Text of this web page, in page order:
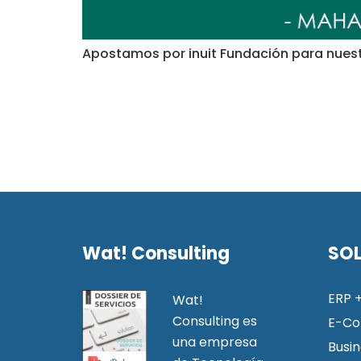
Apostamos por inuit Fundación para
Wat! Consulting
Wat!
Consulting es
una empresa
ERP
E-